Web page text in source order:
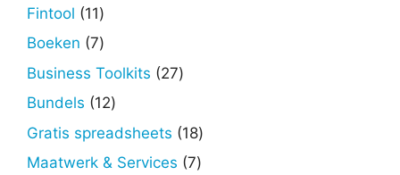
Fintool 1111
producten
Boeken 77
producten
Business Toolkits 2727
Bundels 1212
producten
Gratis spreadsheets 1818
producten
Maatwerk & Services 77